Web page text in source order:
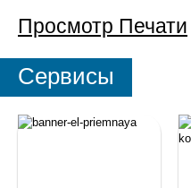
Просмотр Печати
Сервисы